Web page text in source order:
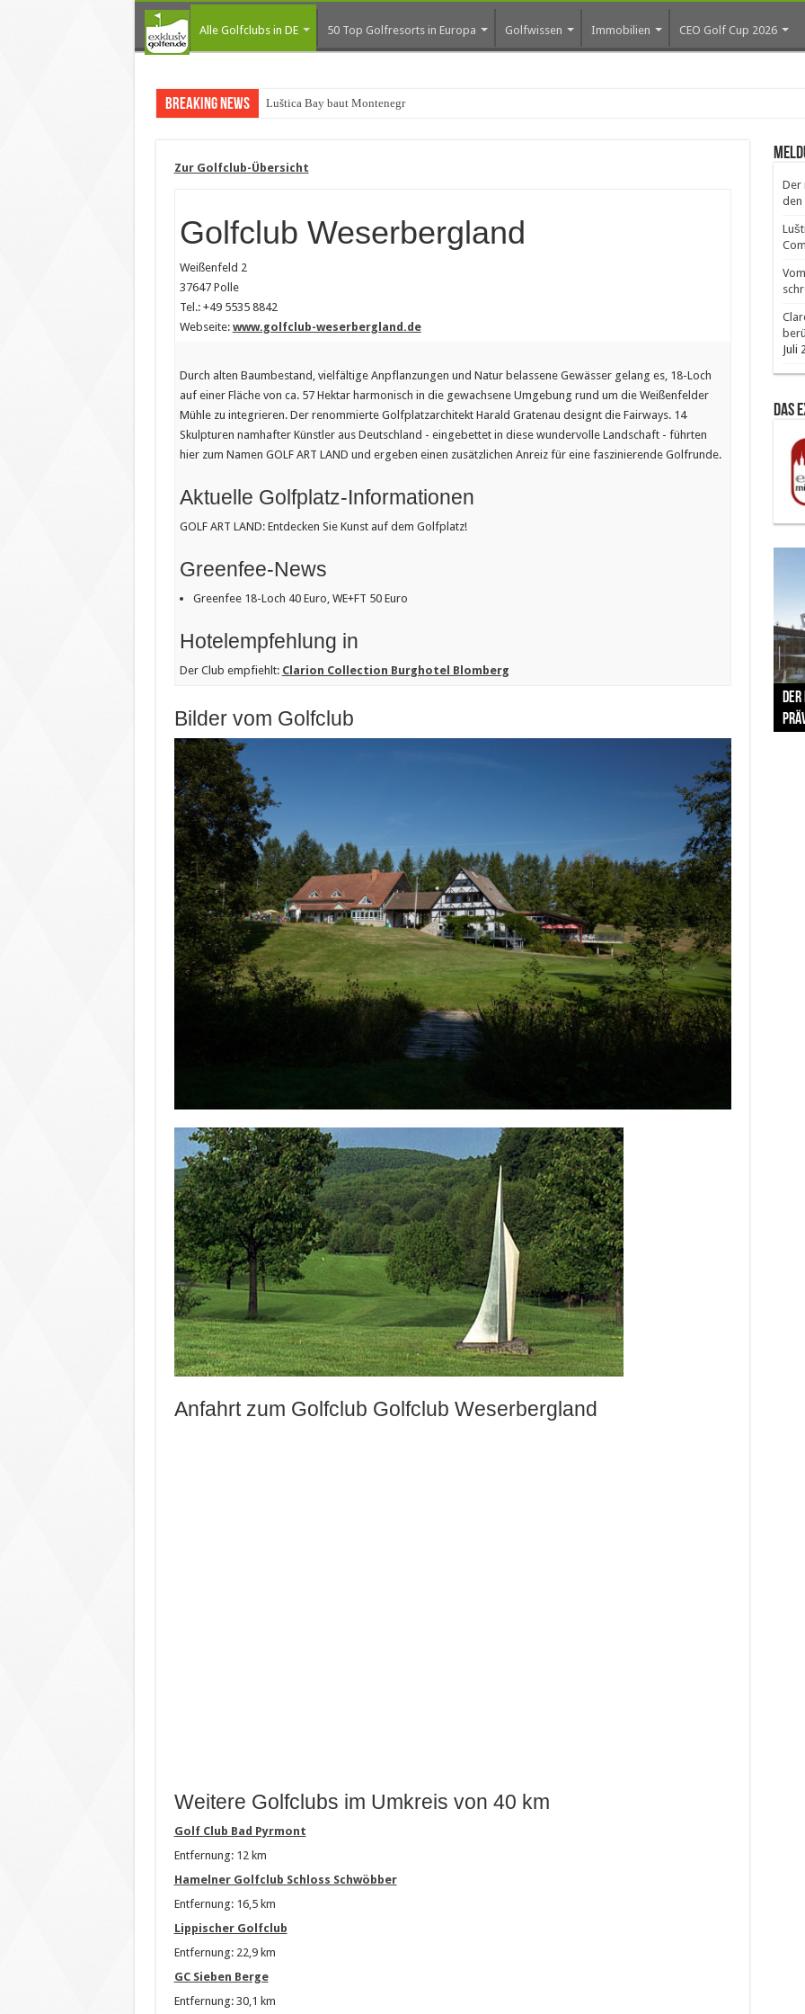
Alle Golfclubs in DE 50 Top Golfresorts in Europa Golfwissen Immobilien CEO Golf Cup 2026
Breaking News Luštica Bay baut Montenegros erste Golf-Community
Zur Golfclub-Übersicht
Golfclub Weserbergland
Weißenfeld 2
37647 Polle
Tel.: +49 5535 8842
Webseite: www.golfclub-weserbergland.de
Durch alten Baumbestand, vielfältige Anpflanzungen und Natur belassene Gewässer gelang es, 18-Loch
auf einer Fläche von ca. 57 Hektar harmonisch in die gewachsene Umgebung rund um die Weißenfelder
Mühle zu integrieren. Der renommierte Golfplatzarchitekt Harald Gratenau designt die Fairways. 14
Skulpturen namhafter Künstler aus Deutschland - eingebettet in diese wundervolle Landschaft - führten
hier zum Namen GOLF ART LAND und ergeben einen zusätzlichen Anreiz für eine faszinierende Golfrunde.
Aktuelle Golfplatz-Informationen
GOLF ART LAND: Entdecken Sie Kunst auf dem Golfplatz!
Greenfee-News
Greenfee 18-Loch 40 Euro, WE+FT 50 Euro
Hotelempfehlung in
Der Club empfiehlt: Clarion Collection Burghotel Blomberg
Bilder vom Golfclub
Anfahrt zum Golfclub Golfclub Weserbergland
Weitere Golfclubs im Umkreis von 40 km
Golf Club Bad Pyrmont
Entfernung: 12 km
Hamelner Golfclub Schloss Schwöbber
Entfernung: 16,5 km
Lippischer Golfclub
Entfernung: 22,9 km
GC Sieben Berge
Entfernung: 30,1 km
Der
den
Juli
Das
The